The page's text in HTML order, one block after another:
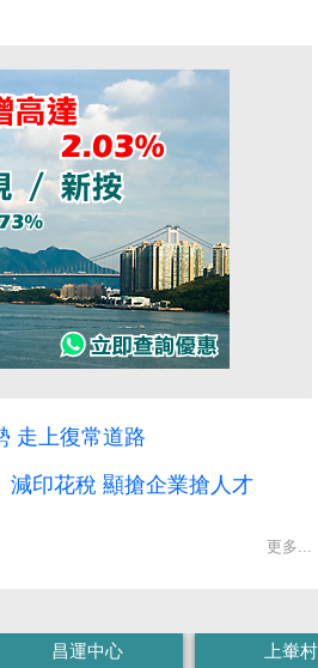
走上復常道路
減印花稅 顯搶企業搶人才
更多...
昌運中心 上輋村